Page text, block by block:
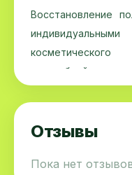
Восстановление
носогубной
Участник
Израиль,
Отзывы
Пока нет